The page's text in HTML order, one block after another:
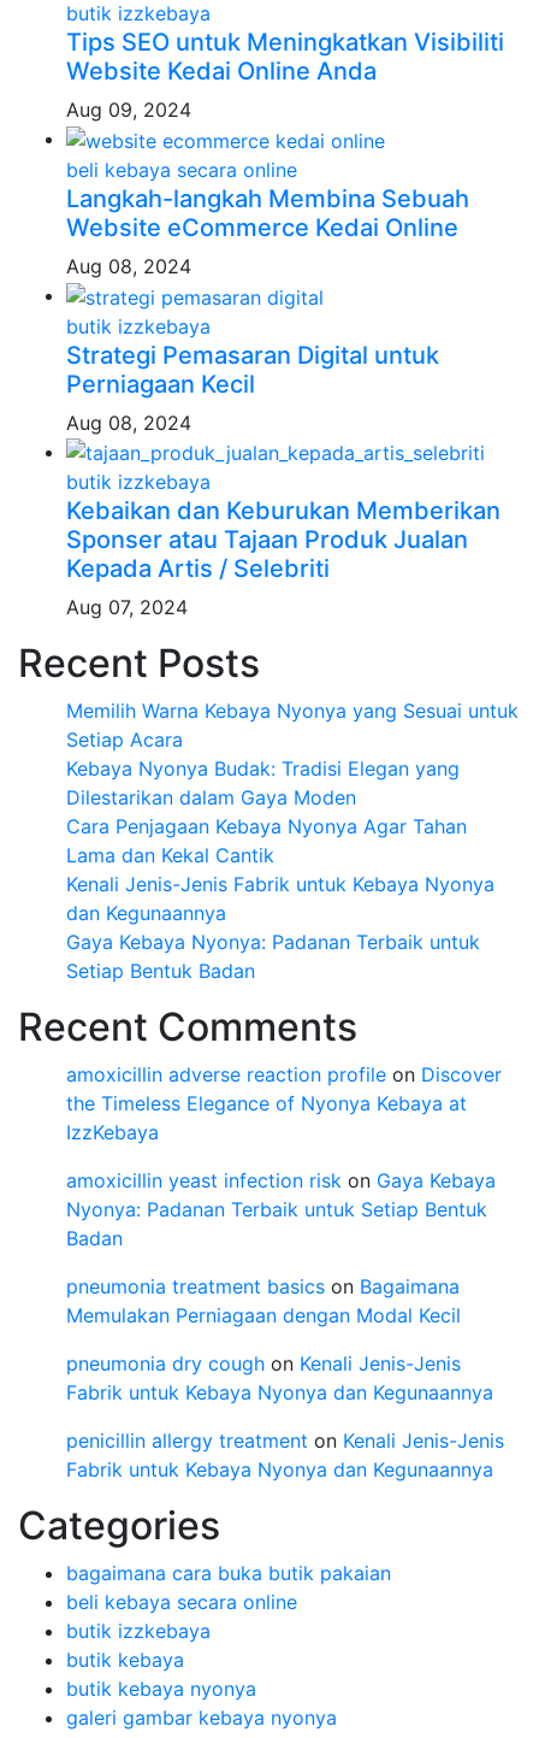
butik izzkebaya
Tips SEO untuk Meningkatkan Visibiliti
Website Kedai Online Anda
Aug 09, 2024
beli kebaya secara online
Langkah-langkah Membina Sebuah
Website eCommerce Kedai Online
Aug 08, 2024
butik izzkebaya
Strategi Pemasaran Digital untuk
Perniagaan Kecil
Aug 08, 2024
butik izzkebaya
Kebaikan dan Keburukan Memberikan
Sponser atau Tajaan Produk Jualan
Kepada Artis / Selebriti
Aug 07, 2024
Recent Posts
Memilih Warna Kebaya Nyonya yang Sesuai untuk
Setiap Acara
Kebaya Nyonya Budak: Tradisi Elegan yang
Dilestarikan dalam Gaya Moden
Cara Penjagaan Kebaya Nyonya Agar Tahan
Lama dan Kekal Cantik
Kenali Jenis-Jenis Fabrik untuk Kebaya Nyonya
dan Kegunaannya
Gaya Kebaya Nyonya: Padanan Terbaik untuk
Setiap Bentuk Badan
Recent Comments
amoxicillin adverse reaction profile on Discover
the Timeless Elegance of Nyonya Kebaya at
IzzKebaya
amoxicillin yeast infection risk on Gaya Kebaya
Nyonya: Padanan Terbaik untuk Setiap Bentuk
Badan
pneumonia treatment basics on Bagaimana
Memulakan Perniagaan dengan Modal Kecil
pneumonia dry cough on Kenali Jenis-Jenis
Fabrik untuk Kebaya Nyonya dan Kegunaannya
penicillin allergy treatment on Kenali Jenis-Jenis
Fabrik untuk Kebaya Nyonya dan Kegunaannya
Categories
bagaimana cara buka butik pakaian
beli kebaya secara online
butik izzkebaya
butik kebaya
butik kebaya nyonya
galeri gambar kebaya nyonya